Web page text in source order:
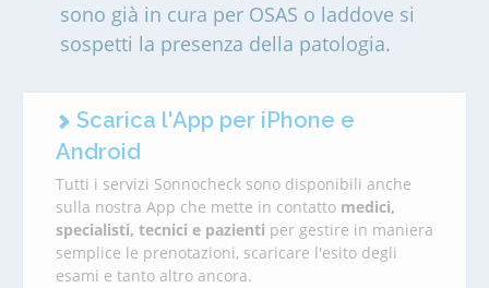
sono già in cura per OSAS o laddove si
sospetti la presenza della patologia.
Scarica l'App per iPhone e
Android
Tutti i servizi Sonnocheck sono disponibili anche
sulla nostra App che mette in contatto medici,
specialisti, tecnici e pazienti per gestire in maniera
semplice le prenotazioni, scaricare l'esito degli
esami e tanto altro ancora.